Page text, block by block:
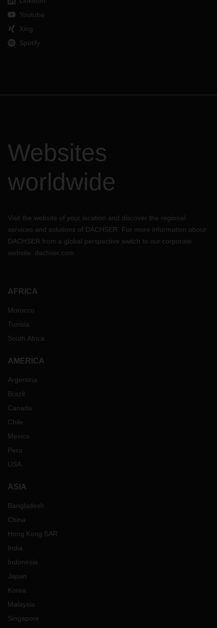
Youtube
Xing
Spotify
Websites
worldwide
Visit the website of your location and discover the regional
services and solutions of DACHSER. For more information about
DACHSER from a global perspective switch to our corporate
website: dachser.com
AFRICA
Morocco
Tunisia
South Africa
AMERICA
Argentina
Brazil
Canada
Chile
Mexico
Peru
USA
ASIA
Bangladesh
China
Hong Kong SAR
India
Indonesia
Japan
Korea
Malaysia
Singapore